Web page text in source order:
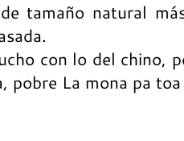
tamaño natural
con lo del chino,
pobre La mona pa